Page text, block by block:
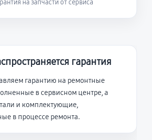
на запчасти от сервиса
гарантия
гарантию на ремонтные
в сервисном центре, а
и комплектующие,
в процессе ремонта.